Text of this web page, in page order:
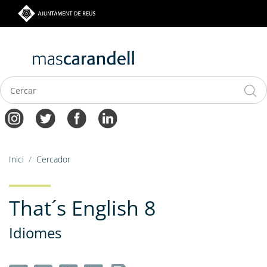
Navegació
Fil
Inici Cercador
That´s English 8
Idiomes